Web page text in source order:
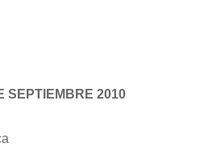
SEPTIEMBRE 2010